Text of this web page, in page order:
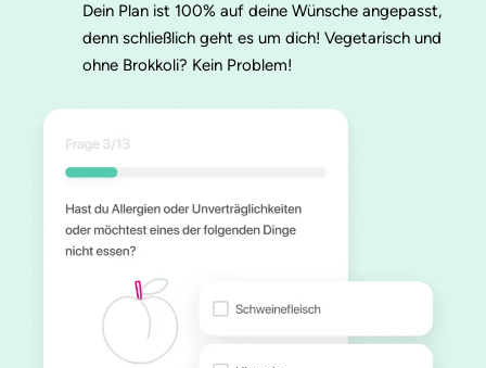
Dein Plan ist 100% auf deine Wünsche angepasst,
denn schließlich geht es um dich! Vegetarisch und
ohne Brokkoli? Kein Problem!